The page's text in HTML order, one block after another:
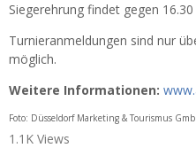
Siegerehrung findet gegen
Turnieranmeldungen sind nur
möglich.
Weitere Informationen:
Foto: Düsseldorf Marketing & Tourismus
1.1K Views